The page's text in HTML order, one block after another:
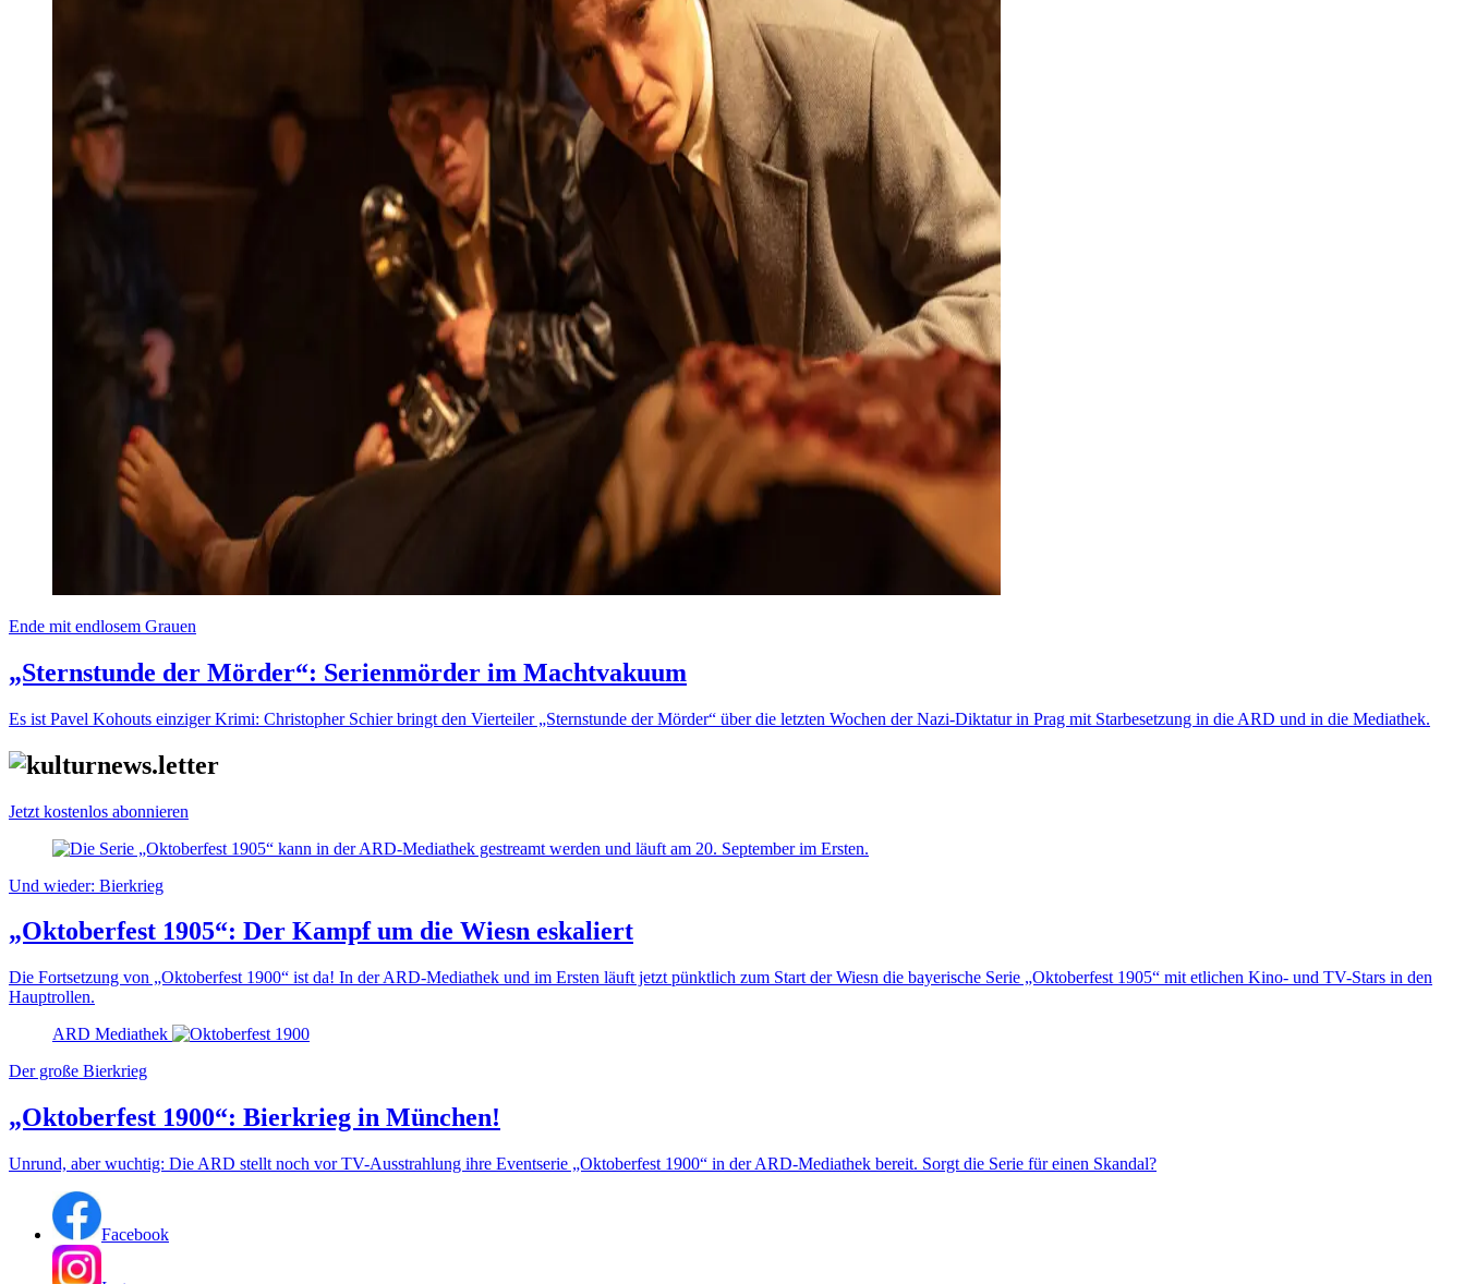
Ende mit endlosem Grauen
„Sternstunde der Mörder“: Serienmörder im Machtvakuum
Es ist Pavel Kohouts einziger Krimi: Christopher Schier bringt den Vierteiler „Sternstunde der Mörder“ über die letzten Wochen der Nazi-Diktatur in Prag mit Starbesetzung in die ARD und in die Mediathek.
Jetzt kostenlos abonnieren
Und wieder: Bierkrieg
„Oktoberfest 1905“: Der Kampf um die Wiesn eskaliert
Die Fortsetzung von „Oktoberfest 1900“ ist da! In der ARD-Mediathek und im Ersten läuft jetzt pünktlich zum Start der Wiesn die bayerische Serie „Oktoberfest 1905“ mit etlichen Kino- und TV-Stars in den
Hauptrollen.
ARD Mediathek
Der große Bierkrieg
„Oktoberfest 1900“: Bierkrieg in München!
Unrund, aber wuchtig: Die ARD stellt noch vor TV-Ausstrahlung ihre Eventserie „Oktoberfest 1900“ in der ARD-Mediathek bereit. Sorgt die Serie für einen Skandal?
Facebook